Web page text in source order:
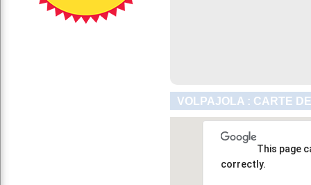
VOLPAJOLA : CARTE
This page
correctly.